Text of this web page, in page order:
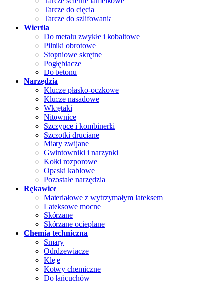
Tarcze do cięcia
Tarcze do szlifowania
Wiertła
Do metalu zwykłe i kobaltowe
Pilniki obrotowe
Stopniowe skrętne
Pogłębiacze
Do betonu
Narzędzia
Klucze płasko-oczkowe
Klucze nasadowe
Wkrętaki
Nitownice
Szczypce i kombinerki
Szczotki druciane
Miary zwijane
Gwintowniki i narzynki
Kołki rozporowe
Opaski kablowe
Pozostałe narzędzia
Rękawice
Materiałowe z wytrzymałym lateksem
Lateksowe mocne
Skórzane
Skórzane ocieplane
Chemia techniczna
Smary
Odrdzewiacze
Kleje
Kotwy chemiczne
Do łańcuchów